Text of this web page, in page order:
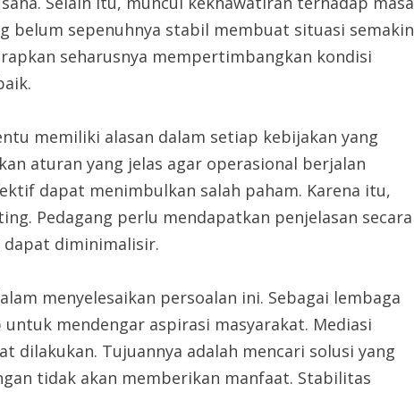
belum sepenuhnya stabil membuat situasi semakin
seharusnya mempertimbangkan kondisi
memiliki alasan dalam setiap kebijakan yang
aturan yang jelas agar operasional berjalan
dapat menimbulkan salah paham. Karena itu,
Pedagang perlu mendapatkan penjelasan secara
diminimalisir.
menyelesaikan persoalan ini. Sebagai lembaga
mendengar aspirasi masyarakat. Mediasi
dilakukan. Tujuannya adalah mencari solusi yang
tidak akan memberikan manfaat. Stabilitas